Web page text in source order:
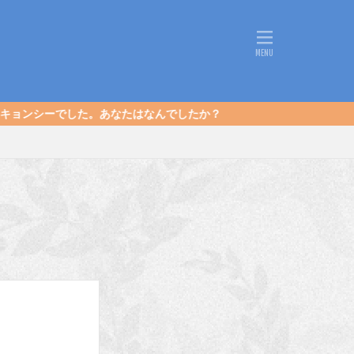
たはなんでしたか？